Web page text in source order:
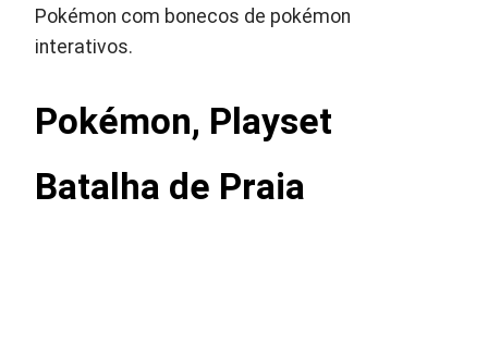
Pokémon com bonecos de pokémon
interativos.
Pokémon, Playset
Batalha de Praia